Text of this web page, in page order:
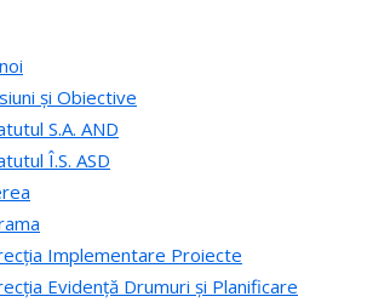
și Obiective
S.A. AND
Î.S. ASD
Implementare Proiecte
Evidență Drumuri și Planificare